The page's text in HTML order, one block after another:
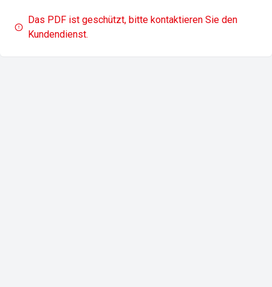
Das PDF ist geschützt, bitte kontaktieren Sie den
Kundendienst.